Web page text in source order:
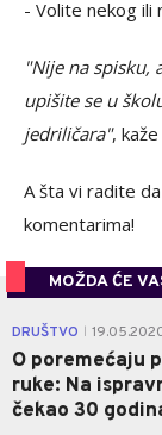
- Volite nekog
"Nije na spisku,
upišite se u
jedriličara",
A šta vi radite
komentarima!
MOŽDA ĆE
DRUŠTVO
O poremećaju
ruke: Na
čekao 30